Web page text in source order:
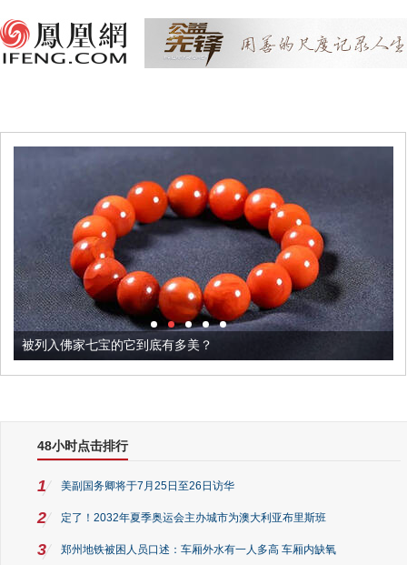
被列入佛家七宝的它到底有多美？
48小时点击排行
1 美副国务卿将于7月25日至26日访华
2 定了！2032年夏季奥运会主办城市为澳大利亚布里斯班
3 郑州地铁被困人员口述：车厢外水有一人多高 车厢内缺氧